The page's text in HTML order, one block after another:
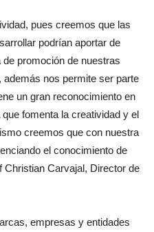
pues creemos que las
podrían aportar de
promoción de nuestras
nos permite ser parte
un gran reconocimiento en
fomenta la creatividad y el
creemos que con nuestra
el conocimiento de
Christian Carvajal, Director de
empresas y entidades